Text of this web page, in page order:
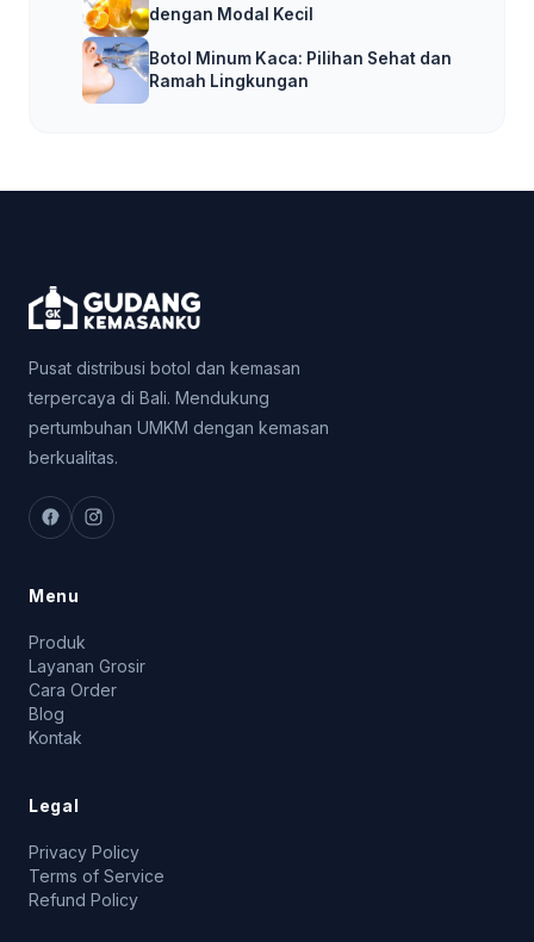
dengan Modal Kecil
Botol Minum Kaca: Pilihan Sehat dan
Ramah Lingkungan
Pusat distribusi botol dan kemasan
terpercaya di Bali. Mendukung
pertumbuhan UMKM dengan kemasan
berkualitas.
Menu
Produk
Layanan Grosir
Cara Order
Blog
Kontak
Legal
Privacy Policy
Terms of Service
Refund Policy